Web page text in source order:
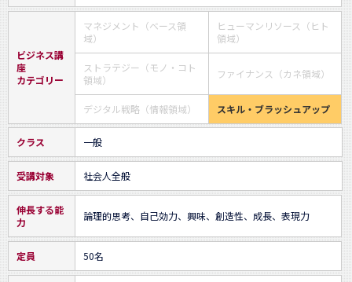
ビジネス講
座
カテゴリー
マネジメント（ベース領
域）
ヒューマンリソース（ヒト
領域）
ストラテジー（モノ・コト
領域）
ファイナンス（カネ領域）
デジタル戦略（情報領域） スキル・ブラッシュアップ
クラス 一般
受講対象 社会人全般
伸長する能
力
論理的思考、自己効力、興味、創造性、成長、表現力
定員 50名